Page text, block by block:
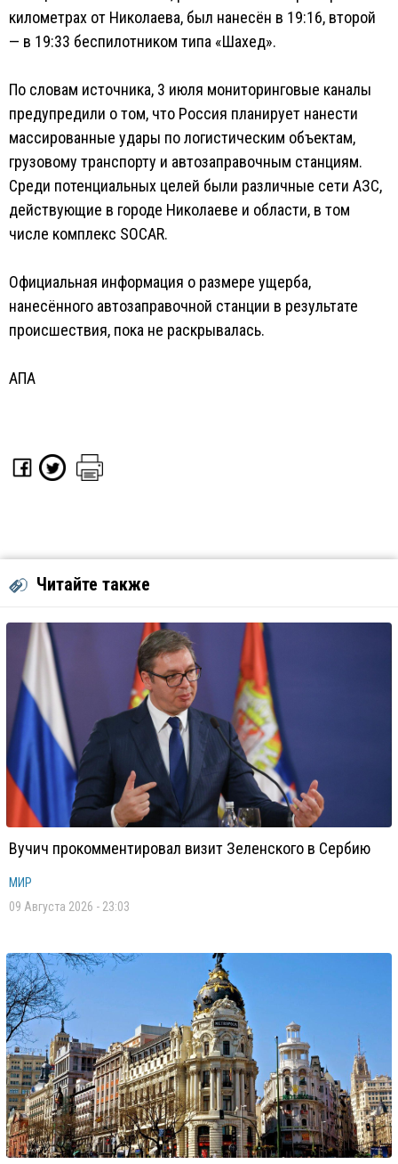
километрах от Николаева, был нанесён в 19:16, второй
— в 19:33 беспилотником типа «Шахед».
По словам источника, 3 июля мониторинговые каналы
предупредили о том, что Россия планирует нанести
массированные удары по логистическим объектам,
грузовому транспорту и автозаправочным станциям.
Среди потенциальных целей были различные сети АЗС,
действующие в городе Николаеве и области, в том
числе комплекс SOCAR.
Официальная информация о размере ущерба,
нанесённого автозаправочной станции в результате
происшествия, пока не раскрывалась.
АПА
Читайте также
Вучич прокомментировал визит Зеленского в Сербию
МИР
09 Августа 2026 - 23:03